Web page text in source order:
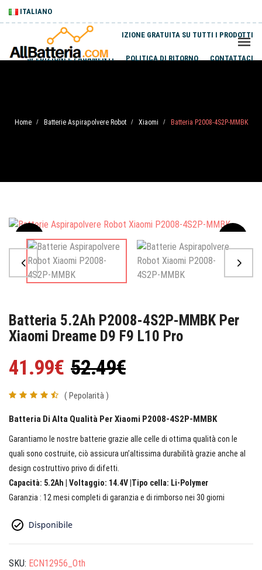
ITALIANO
SPEDIZIONE GRATUITA SU TUTTI I PRODOTTI
SPEDIZIONI E PAGAMENTI POLITICA DI RITORNO CONTATTACI
Home / Batterie Aspirapolvere Robot / Xiaomi / Batteria P2008-4S2P-MMBK
Sale
Batteria 5.2Ah P2008-4S2P-MMBK Per
Xiaomi Dreame D9 F9 L10 Pro
41.99€ 52.49€
( Pepolarità )
Batteria Di Alta Qualità Per Xiaomi P2008-4S2P-MMBK
Garantiamo le nostre batterie grazie alle celle di ottima qualità con le
quali sono costruite, ciò assicura un’altissima durabilità grazie anche al
design costruttivo privo di difetti.
Capacità: 5.2Ah | Voltaggio: 14.4V |Tipo cella: Li-Polymer
Garanzia : 12 mesi completi di garanzia e di rimborso nei 30 giorni
SKU: ECN12956_Oth